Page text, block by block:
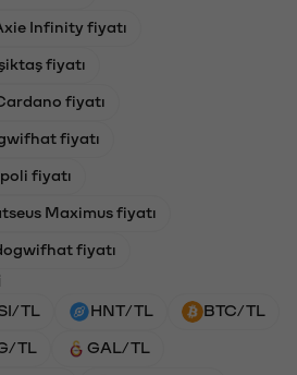
Infinity fiyatı
fiyatı
fiyatı
fiyatı
fiyatı
Maximus fiyatı
fiyatı
TL HNT/TL BTC/TL
TL GAL/TL